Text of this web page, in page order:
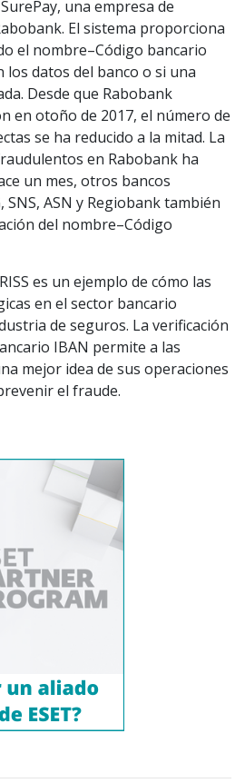
una empresa de
El sistema proporciona
el nombre–Código bancario
los datos del banco o si una
Desde que Rabobank
en otoño de 2017, el número de
se ha reducido a la mitad. La
en Rabobank ha
un mes, otros bancos
SNS, ASN y Regiobank también
del nombre–Código
es un ejemplo de cómo las
en el sector bancario
de seguros. La verificación
IBAN permite a las
mejor idea de sus operaciones
el fraude.